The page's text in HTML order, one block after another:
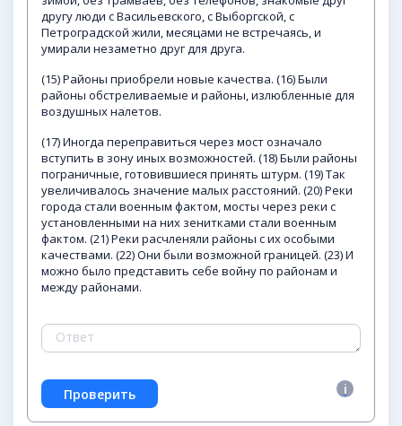
другу люди с Васильевского, с Выборгской, с
Петроградской жили, месяцами не встречаясь, и
умирали незаметно друг для друга.
(15) Районы приобрели новые качества. (16) Были
районы обстреливаемые и районы, излюбленные для
воздушных налетов.
(17) Иногда переправиться через мост означало
вступить в зону иных возможностей. (18) Были районы
пограничные, готовившиеся принять штурм. (19) Так
увеличивалось значение малых расстояний. (20) Реки
города стали военным фактом, мосты через реки с
установленными на них зенитками стали военным
фактом. (21) Реки расчленяли районы с их особыми
качествами. (22) Они были возможной границей. (23) И
можно было представить себе войну по районам и
между районами.